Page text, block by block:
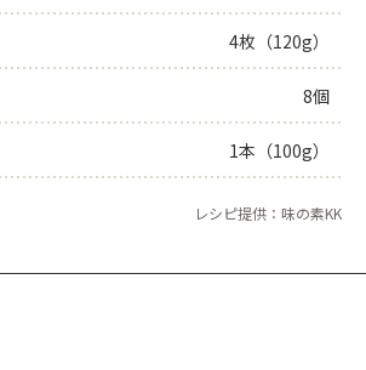
4枚（120g）
8個
1本（100g）
レシピ提供：味の素KK